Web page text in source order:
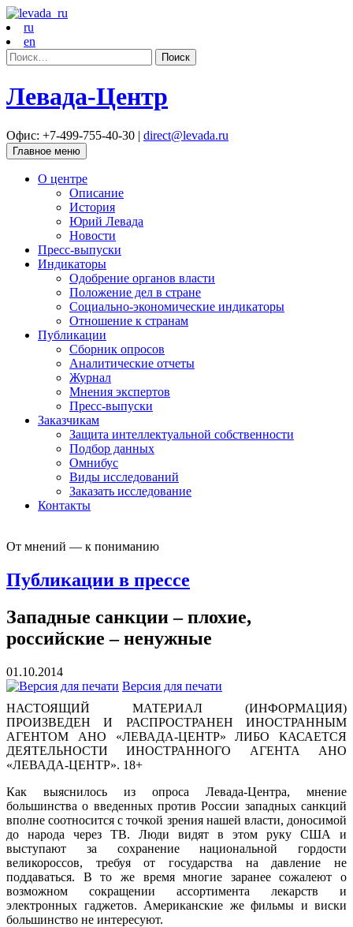
ru
en
Найти:
Левада-Центр
Офис: +7-499-755-40-30 | direct@levada.ru
Главное меню
О центре
Описание
История
Юрий Левада
Новости
Пресс-выпуски
Индикаторы
Одобрение органов власти
Положение дел в стране
Социально-экономические индикаторы
Отношение к странам
Публикации
Сборник опросов
Аналитические отчеты
Журнал
Мнения экспертов
Пресс-выпуски
Заказчикам
Защита интеллектуальной собственности
Подбор данных
Омнибус
Виды исследований
Заказать исследование
Контакты
От мнений — к пониманию
Публикации в прессе
Западные санкции – плохие,
российские – ненужные
01.10.2014
Версия для печати
НАСТОЯЩИЙ МАТЕРИАЛ (ИНФОРМАЦИЯ)
ПРОИЗВЕДЕН И РАСПРОСТРАНЕН ИНОСТРАННЫМ
АГЕНТОМ АНО «ЛЕВАДА-ЦЕНТР» ЛИБО КАСАЕТСЯ
ДЕЯТЕЛЬНОСТИ ИНОСТРАННОГО АГЕНТА АНО
«ЛЕВАДА-ЦЕНТР». 18+
Как выяснилось из опроса Левада-Центра, мнение
большинства о введенных против России западных санкций
вполне соотносится с точкой зрения нашей власти, доносимой
до народа через ТВ. Люди видят в этом руку США и
выступают за сохранение национальной гордости
великороссов, требуя от государства на давление не
поддаваться. В то же время многие заранее сожалеют о
возможном сокращении ассортимента лекарств и
электронных гаджетов. Американские же фильмы и виски
большинство не интересуют.